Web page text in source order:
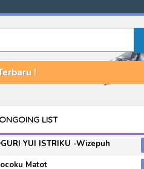
!
ONGOING LIST
YUI ISTRIKU -Wizepuh
Matot